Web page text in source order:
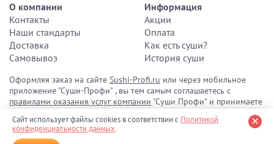
О компании
Контакты
Наши стандарты
Доставка
Самовывоз
Информация
Акции
Оплата
Как есть суши?
История суши
Оформляя заказ на сайтеSushi-Profi.ru или через мобильное
приложение "Суши-Профи" , вы тем самым соглашаетесь с
правилами оказания услуг компании "Суши Профи" и принимаете
Сайт использует файлы cookies в соответствии с Политикой
конфиденциальности данных.